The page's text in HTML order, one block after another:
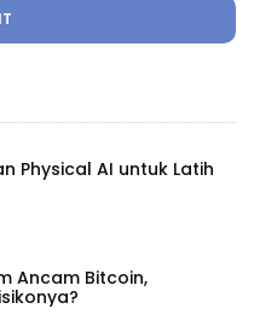
Physical AI untuk Latih
Ancam Bitcoin,